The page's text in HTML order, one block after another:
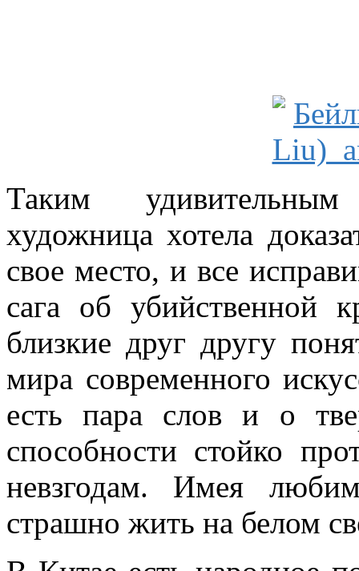
Таким
художница хотела
свое место, и все
сага об убийственной
близкие друг другу
мира современного
есть пара слов и о
способности стойко
невзгодам. Имея
страшно жить на белом